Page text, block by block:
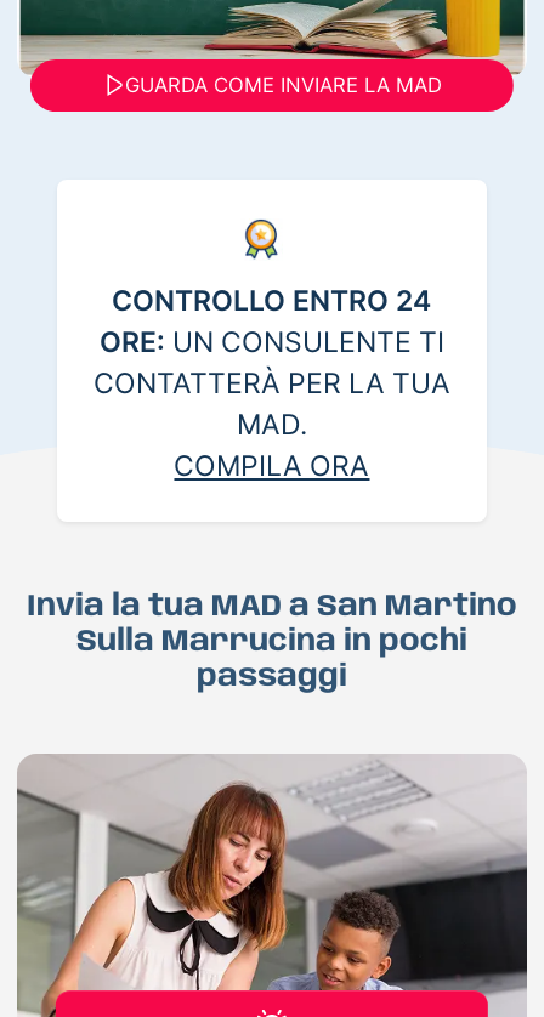
GUARDA COME INVIARE LA MAD
CONTROLLO ENTRO 24
ORE: UN CONSULENTE TI
CONTATTERÀ PER LA TUA
MAD.
COMPILA ORA
Invia la tua MAD a San Martino
Sulla Marrucina in pochi
passaggi